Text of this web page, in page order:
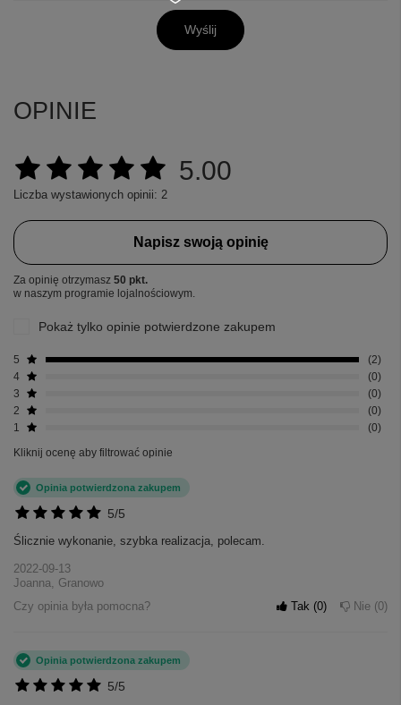
Wyślij
OPINIE
5.00
Liczba wystawionych opinii: 2
Napisz swoją opinię
Za opinię otrzymasz 50 pkt.
w naszym programie lojalnościowym.
Pokaż tylko opinie potwierdzone zakupem
5
2
4
0
3
0
2
0
1
0
Kliknij ocenę aby filtrować opinie
5/5
Opinia potwierdzona zakupem
Ślicznie wykonanie, szybka realizacja, polecam.
2022-09-13
Joanna, Granowo
Czy opinia była pomocna?
Tak 0 Nie 0
5/5
Opinia potwierdzona zakupem